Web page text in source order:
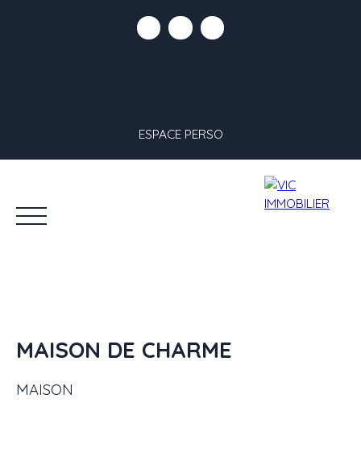
ESPACE PERSO
MAISON DE CHARME
MAISON